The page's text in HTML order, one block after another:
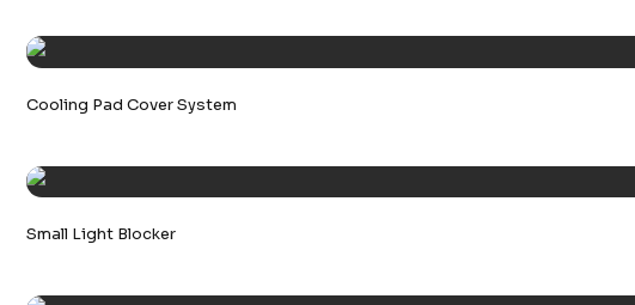
Cooling Pad Cover System
Small Light Blocker